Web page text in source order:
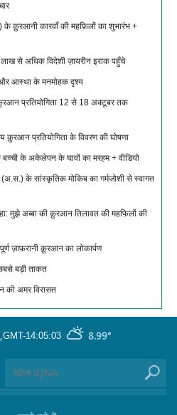
क़ुरआनी कारवाँ की महफ़िलों का शुभारंभ +
से अधिक विदेशी ज़ायरीन इराक पहुँचे
और आस्था के मनमोहक दृश्य
प्रतियोगिता 12 से 18 अक्टूबर तक
क़ुरआन प्रतियोगिता के विवरण की घोषणा
के अकेलेपन के घावों का मरहम + वीडियो
के सांस्कृतिक मोकिब का गर्मजोशी से स्वागत
मुझे अब्बा की क़ुरआन तिलावत की महफ़िलों की
ज़ाफ़रानी क़ुरआन का लोकार्पण
बड़ी ताकत
की अमर विरासत
GMT-14:05:03 8.99°
,